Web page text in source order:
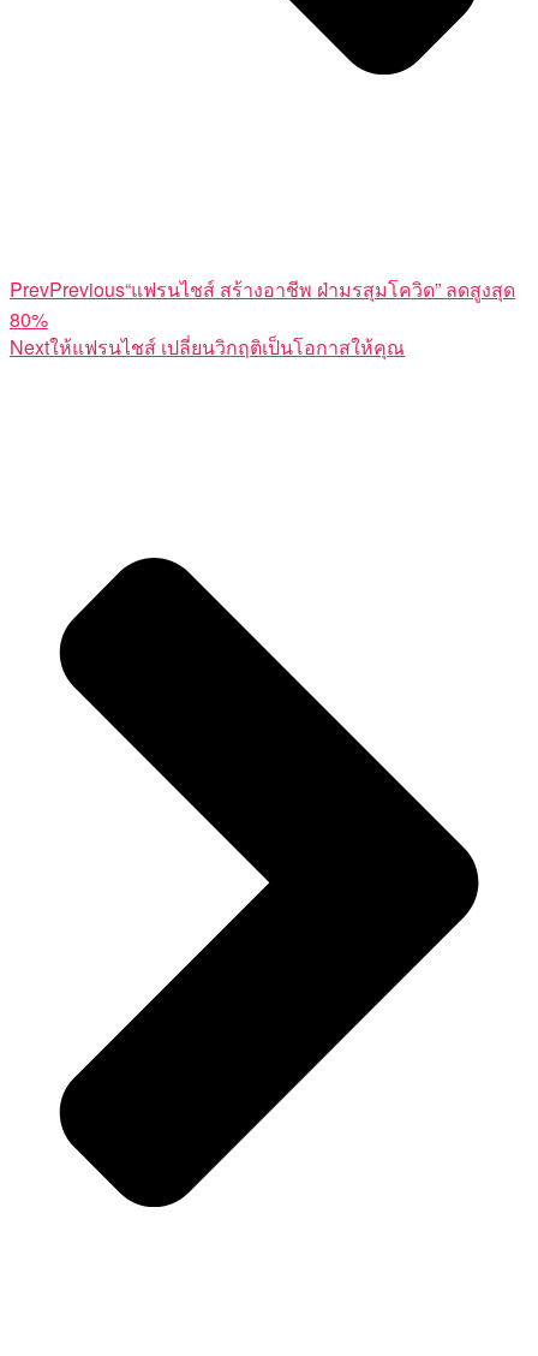
PrevPrevious“แฟรนไชส์ สร้างอาชีพ ฝ่ามรสุมโควิด” ลดสูงสุด
80%
Nextให้แฟรนไชส์ เปลี่ยนวิกฤติเป็นโอกาสให้คุณ